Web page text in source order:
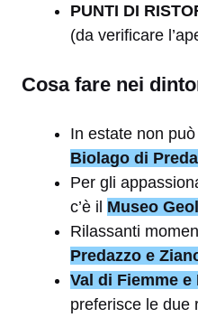
PUNTI DI
(da verificare
Cosa fare nei
In estate non
Biolago di
Per gli
c’è il Museo
Rilassanti
Predazzo e
Val di Fiemme
preferisce le due